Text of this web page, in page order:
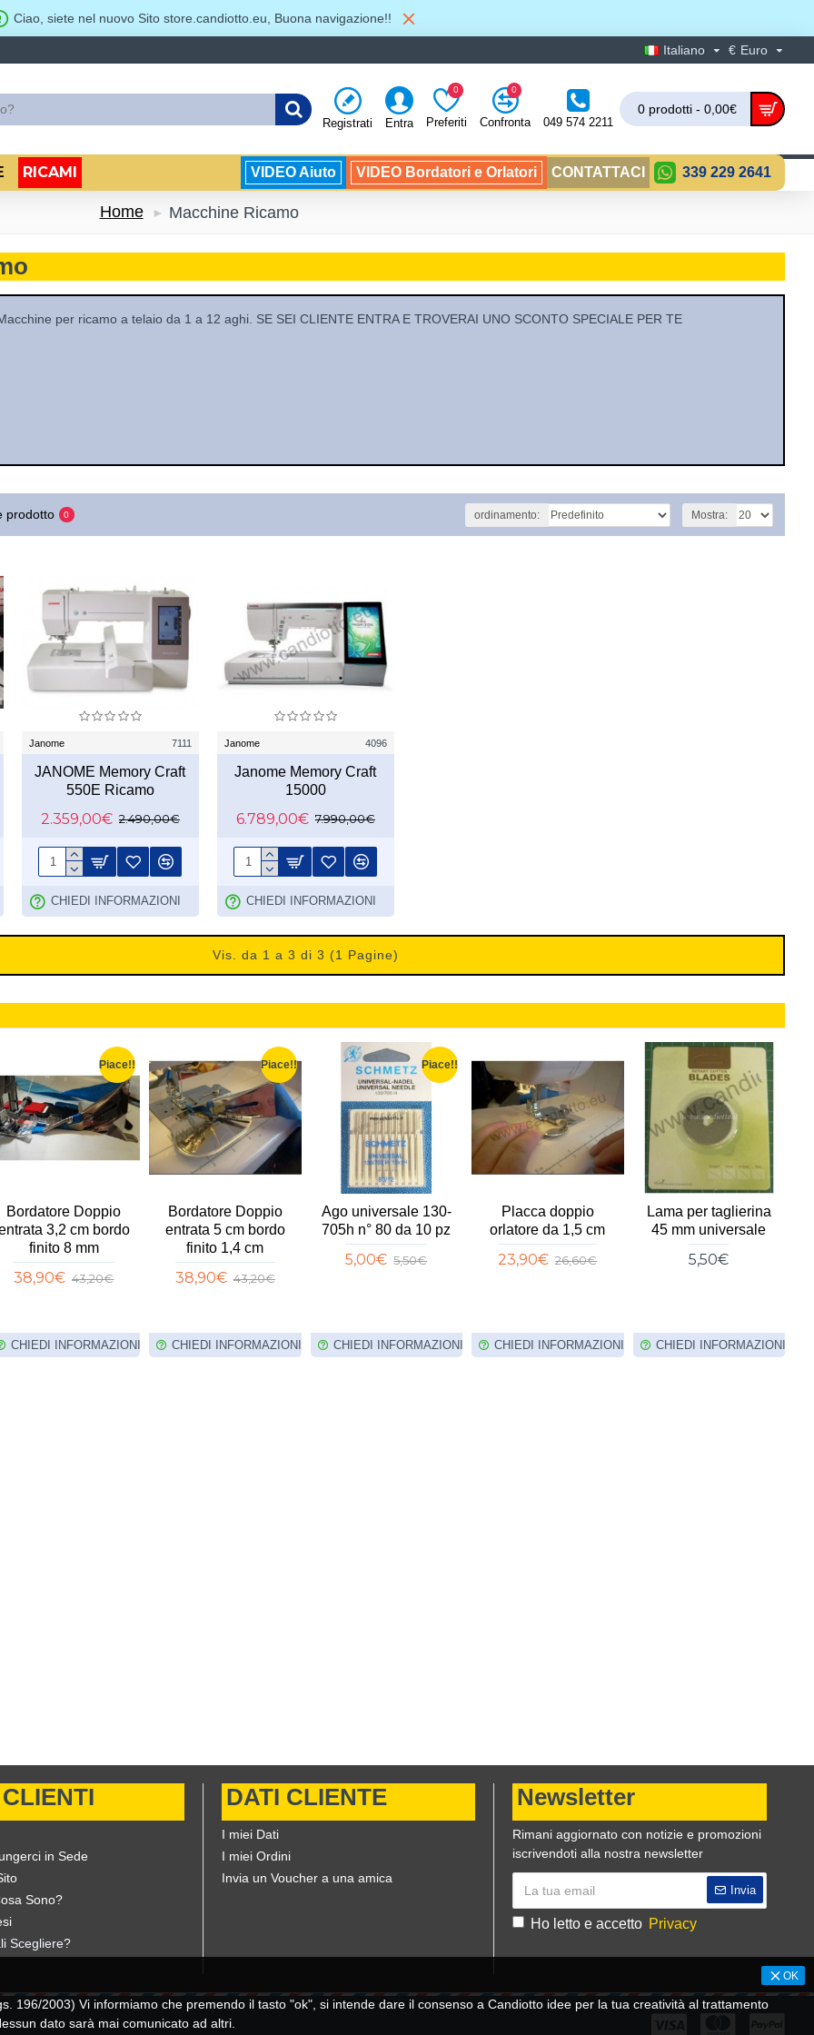
Ciao, siete nel nuovo Sito store.candiotto.eu, Buona navigazione!!
Italiano € Euro
Registrati Entra Preferiti
0
Confronta
0
049 574 2211
0 prodotti - 0,00€
RICAMI VIDEO Aiuto VIDEO Bordatori e Orlatori CONTATTACI 339 229 2641
Home Macchine Ricamo
per ricamo a telaio da 1 a 12 aghi. SE SEI CLIENTE ENTRA E TROVERAI UNO SCONTO SPECIALE PER TE
prodotto 0 ordinamento: Mostra:
Janome 7111
JANOME Memory Craft
550E Ricamo
2.359,00€ 2.490,00€
CHIEDI INFORMAZIONI
Janome 4096
Janome Memory Craft
15000
6.789,00€ 7.990,00€
CHIEDI INFORMAZIONI
Vis. da 1 a 3 di 3 (1 Pagine)
Piace!!
Bordatore Doppio
3,2 cm bordo
finito 8 mm
38,90€ 43,20€
CHIEDI INFORMAZIONI
Piace!!
Bordatore Doppio
entrata 5 cm bordo
finito 1,4 cm
38,90€ 43,20€
CHIEDI INFORMAZIONI
Piace!!
Ago universale 130-
705h n° 80 da 10 pz
5,00€ 5,50€
CHIEDI INFORMAZIONI
Placca doppio
orlatore da 1,5 cm
23,90€ 26,60€
CHIEDI INFORMAZIONI
Lama per taglierina
45 mm universale
5,50€
CHIEDI INFORMAZIONI
in Sede
Sono?
Scegliere?
DATI CLIENTE
I miei Dati
I miei Ordini
Invia un Voucher a una amica
Newsletter
Rimani aggiornato con notizie e promozioni
iscrivendoti alla nostra newsletter
Invia
Ho letto e accetto Privacy
OK
196/2003) Vi informiamo che premendo il tasto "ok", si intende dare il consenso a Candiotto idee per la tua creatività al trattamento
dato sarà mai comunicato ad altri.